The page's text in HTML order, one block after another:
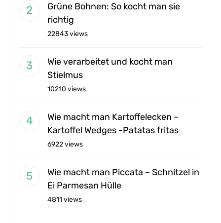
Grüne Bohnen: So kocht man sie
richtig
22843 views
Wie verarbeitet und kocht man
Stielmus
10210 views
Wie macht man Kartoffelecken –
Kartoffel Wedges -Patatas fritas
6922 views
Wie macht man Piccata – Schnitzel in
Ei Parmesan Hülle
4811 views